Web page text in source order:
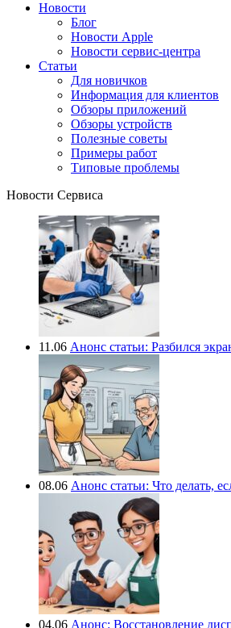
Новости
Блог
Новости Apple
Новости сервис-центра
Статьи
Для новичков
Информация для клиентов
Обзоры приложений
Обзоры устройств
Полезные советы
Примеры работ
Типовые проблемы
Новости Сервиса
11.06 Анонс статьи: Разбился
08.06 Анонс статьи: Что делать,
04.06 Анонс: Восстановление